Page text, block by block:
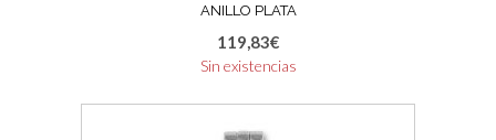
ANILLO PLATA
119,83€
Sin existencias